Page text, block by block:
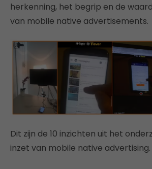
herkenning, het begrip en de
van mobile native advertisements.
Dit zijn de 10 inzichten uit het
inzet van mobile native advertising.